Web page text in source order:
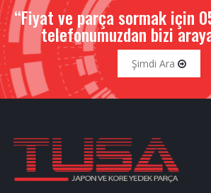
“Fiyat ve parça sormak için
telefonumuzdan bizi
Şimdi Ara